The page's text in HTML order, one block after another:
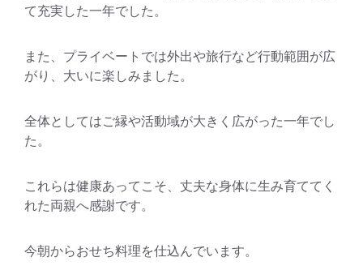
て充実した一年でした。
また、プライベートでは外出や旅行など行動範囲が広
がり、大いに楽しみました。
全体としてはご縁や活動域が大きく広がった一年でし
た。
これらは健康あってこそ、丈夫な身体に生み育ててく
れた両親へ感謝です。
今朝からおせち料理を仕込んでいます。